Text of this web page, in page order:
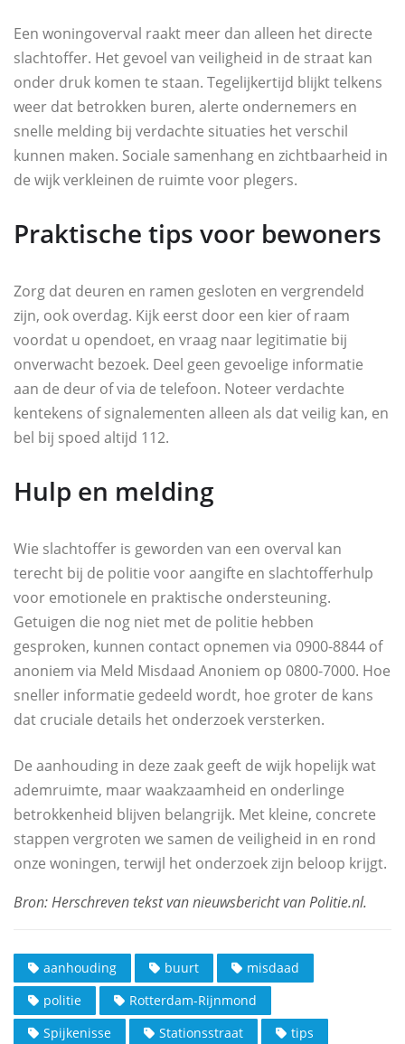
Een woningoverval raakt meer dan alleen het directe
slachtoffer. Het gevoel van veiligheid in de straat kan
onder druk komen te staan. Tegelijkertijd blijkt telkens
weer dat betrokken buren, alerte ondernemers en
snelle melding bij verdachte situaties het verschil
kunnen maken. Sociale samenhang en zichtbaarheid in
de wijk verkleinen de ruimte voor plegers.
Praktische tips voor bewoners
Zorg dat deuren en ramen gesloten en vergrendeld
zijn, ook overdag. Kijk eerst door een kier of raam
voordat u opendoet, en vraag naar legitimatie bij
onverwacht bezoek. Deel geen gevoelige informatie
aan de deur of via de telefoon. Noteer verdachte
kentekens of signalementen alleen als dat veilig kan, en
bel bij spoed altijd 112.
Hulp en melding
Wie slachtoffer is geworden van een overval kan
terecht bij de politie voor aangifte en slachtofferhulp
voor emotionele en praktische ondersteuning.
Getuigen die nog niet met de politie hebben
gesproken, kunnen contact opnemen via 0900‑8844 of
anoniem via Meld Misdaad Anoniem op 0800‑7000. Hoe
sneller informatie gedeeld wordt, hoe groter de kans
dat cruciale details het onderzoek versterken.
De aanhouding in deze zaak geeft de wijk hopelijk wat
ademruimte, maar waakzaamheid en onderlinge
betrokkenheid blijven belangrijk. Met kleine, concrete
stappen vergroten we samen de veiligheid in en rond
onze woningen, terwijl het onderzoek zijn beloop krijgt.
aanhouding buurt
misdaad
politie
Rotterdam-Rijnmond
Spijkenisse
Stationsstraat tips